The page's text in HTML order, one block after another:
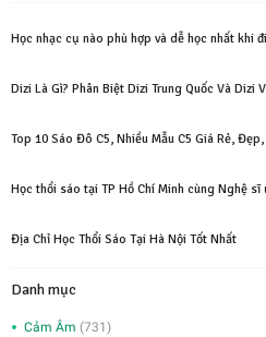
2,000,000₫.
là:
Học nhạc cụ nào phù hợp và dễ học nhất khi
Dizi Là Gì? Phân Biệt Dizi Trung Quốc Và Dizi
Top 10 Sáo Đô C5, Nhiều Mẫu C5 Giá Rẻ, Đẹp,
Học thổi sáo tại TP Hồ Chí Minh cùng Nghệ sĩ
Địa Chỉ Học Thổi Sáo Tại Hà Nội Tốt Nhất
Danh mục
Cảm Âm (731)